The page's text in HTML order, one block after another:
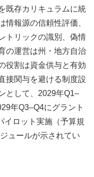
既存カリキュラムに統
情報源の信頼性評価、
トリックの識別、偽情
の運営は州・地方自治
役割は資金供与と有効
接関与を避ける制度設
として、2029年Q1–
年Q3–Q4にグラント
イロット実施（予算規
ュールが示されてい